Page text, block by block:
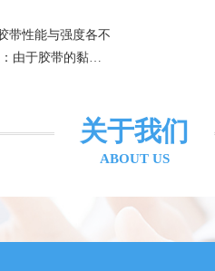
带性能与强度各不
关于我们
ABOUT US